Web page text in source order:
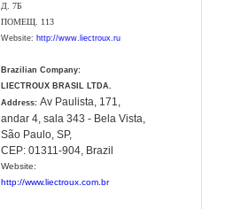
Д. 7Б
ПОМЕЩ. 113
Website: http://www.liectroux.ru
Brazilian Company:
LIECTROUX BRASIL LTDA.
Address: Av Paulista, 171,
andar 4, sala 343 - Bela Vista,
São Paulo, SP,
CEP: 01311-904, Brazil
Website:
http://www.liectroux.com.br